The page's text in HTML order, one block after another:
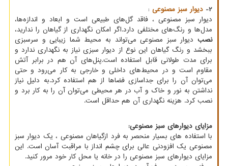
2- دیوار سبز مصنوعی :
دیوار سبز مصنوعی ، فاقد گل‌های طبیعی است و ابعاد و اندازه‌ها،
مدل‌ها و رنگ‌های مختلفی دارد.اگر امکان نگهداری از گیاهان را ندارید،
نصب دیوار سبز مصنوعی می‌تواند به محیط شما زیبایی و سرسبزی
ببخشد و رنگ گیاهان این نوع از دیوار سبزی نیاز به نگهداری ندارد و
برای مدت طولانی قابل استفاده است.پنل‌های آن هم در برابر آتش
مقاوم است و در محیط‌های داخلی و خارجی به کار می‌رود و حتی
می‌توان آن را برای جداسازی فضاها از هم استفاده کرد.به دلیل نیاز
نداشتن به نور و خاک و آب در هر محیطی می‌توان آن را به کار برد و
نصب کرد. هزینه نگهداری آن هم حداقل است.
مزایای دیوارهای سبز مصنوعی:
با استفاده های بسیار منحصر به فرد ازگیاهان مصنوعی ، یک دیوار سبز
مصنوعی یک افزودنی عالی برای چشم انداز با مراقبت آسان است. این
مزایای دیوارهای سبز مصنوعی را در خانه یا محل کار خود مرور کنید.